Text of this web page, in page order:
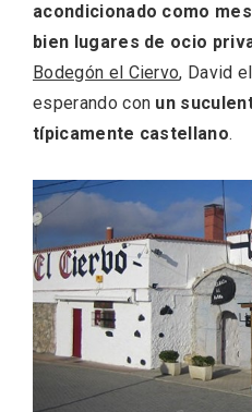
acondicionado como
bien lugares de ocio
Bodegón el Ciervo, David
esperando con un
típicamente castellano.
Fermoselle, ella la
Arribes